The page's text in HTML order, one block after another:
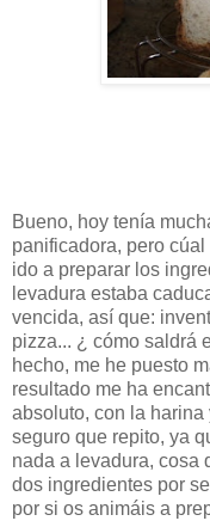
Bueno, hoy tenía
panificadora, pero
ido a preparar los
levadura estaba
vencida, así que:
pizza... ¿ cómo saldrá
hecho, me he puesto
resultado me ha
absoluto, con la
seguro que repito, ya
nada a levadura, cosa
dos ingredientes por
por si os animáis a